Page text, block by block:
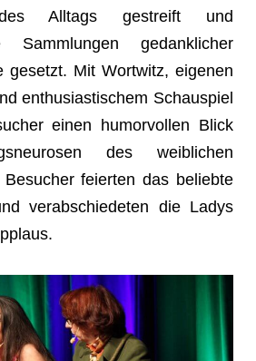
Alltags gestreift und
Sammlungen gedanklicher
gesetzt. Mit Wortwitz, eigenen
enthusiastischem Schauspiel
einen humorvollen Blick
des weiblichen
feierten das beliebte
verabschiedeten die Ladys